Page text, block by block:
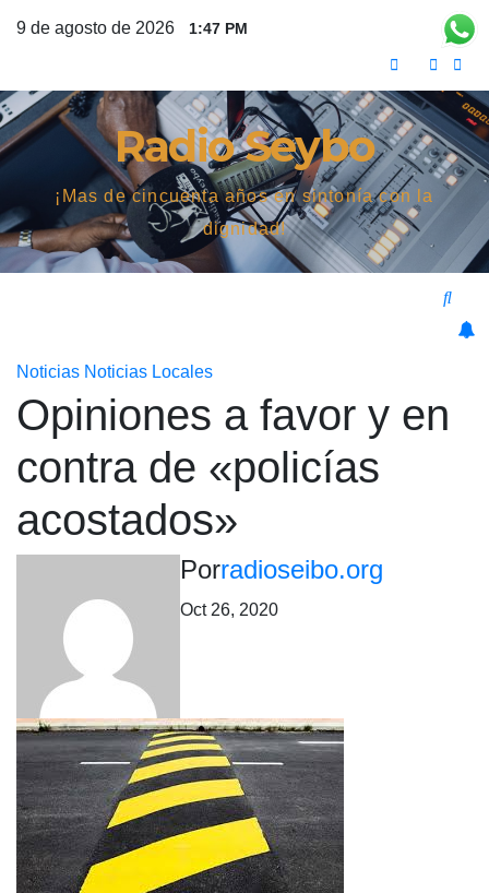
9 de agosto de 2026 1:47 PM
Radio Seybo
¡Mas de cincuenta años en sintonía con la
dignidad!
Noticias Noticias Locales
Opiniones a favor y en
contra de «policías
acostados»
Porradioseibo.org
Oct 26, 2020